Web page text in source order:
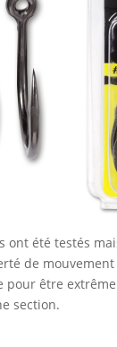
ont été testés
de
pour être
section.